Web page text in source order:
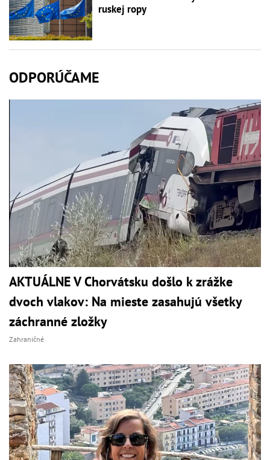
ruskej ropy
ODPORÚČAME
AKTUÁLNE V Chorvátsku došlo k zrážke
dvoch vlakov: Na mieste zasahujú všetky
záchranné zložky
Zahraničné